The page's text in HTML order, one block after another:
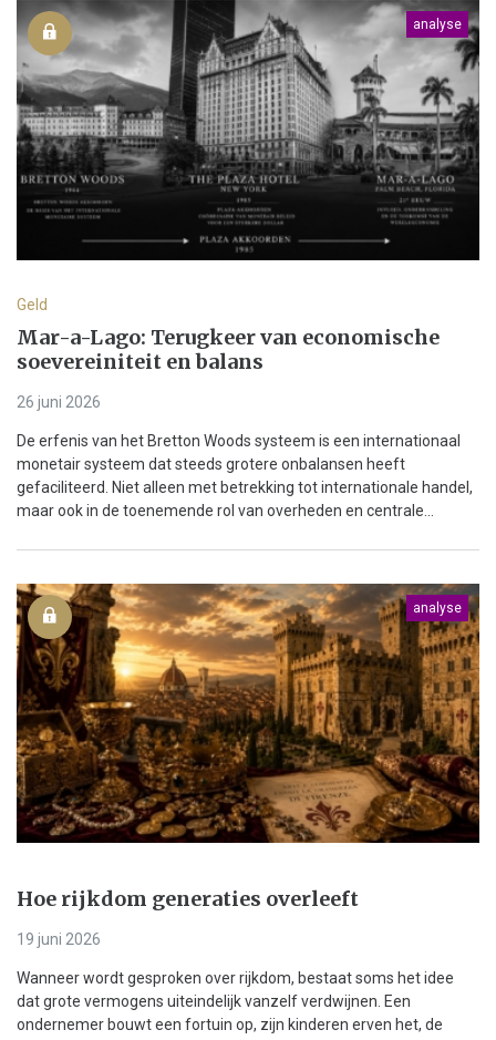
analyse
Geld
Mar-a-Lago: Terugkeer van economische
soevereiniteit en balans
26 juni 2026
De erfenis van het Bretton Woods systeem is een internationaal
monetair systeem dat steeds grotere onbalansen heeft
gefaciliteerd. Niet alleen met betrekking tot internationale handel,
maar ook in de toenemende rol van overheden en centrale...
analyse
Hoe rijkdom generaties overleeft
19 juni 2026
Wanneer wordt gesproken over rijkdom, bestaat soms het idee
dat grote vermogens uiteindelijk vanzelf verdwijnen. Een
ondernemer bouwt een fortuin op, zijn kinderen erven het, de